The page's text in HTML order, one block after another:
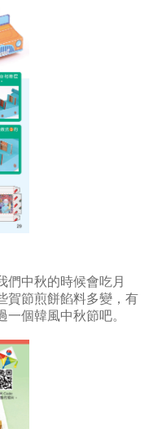
們中秋的時候會吃月
賀節煎餅餡料多變，有
個韓風中秋節吧。